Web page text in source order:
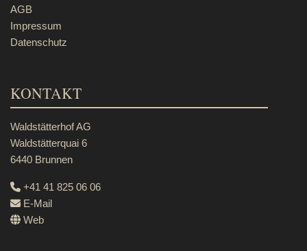
AGB
Impressum
Datenschutz
KONTAKT
Waldstätterhof AG
Waldstätterquai 6
6440 Brunnen
+41 41 825 06 06
E-Mail
Web